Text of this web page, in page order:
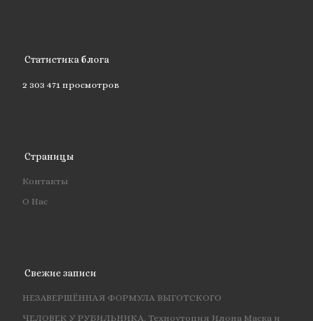
Статистика блога
2 303 471 просмотров
Страницы
Контакты
О Нас
Свежие записи
НЕЗАВЕРШЁННАЯ ФОРМУЛА ВЫГОТСКОГО
ЧЕЛОВЕК У РУБИЛЬНИКА. Техноутопия Илона Маска и